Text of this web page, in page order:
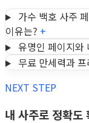
가수 백호 사주
이유는? +
유명인 페이지와
무료 만세력과
NEXT STEP
내 사주로 정확도